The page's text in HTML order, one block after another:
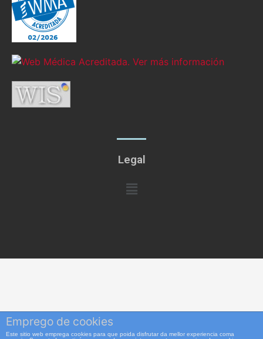
Legal
Menú
Emprego de cookies
Este sitio web emprega cookies para que poida disfrutar da mellor experiencia coma